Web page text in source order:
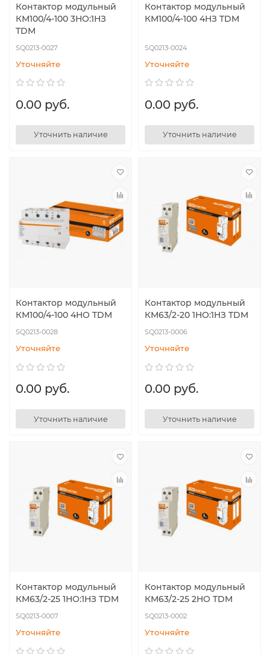
Контактор модульный
КМ100/4-100 3НО:1НЗ
TDM
SQ0213-0027
Уточняйте
0.00 руб.
Уточнить наличие
Контактор модульный
КМ100/4-100 4НЗ TDM
SQ0213-0024
Уточняйте
0.00 руб.
Уточнить наличие
Контактор модульный
КМ100/4-100 4НО TDM
SQ0213-0028
Уточняйте
0.00 руб.
Уточнить наличие
Контактор модульный
КМ63/2-20 1НО:1НЗ TDM
SQ0213-0006
Уточняйте
0.00 руб.
Уточнить наличие
Контактор модульный
КМ63/2-25 1НО:1НЗ TDM
SQ0213-0007
Уточняйте
Контактор модульный
КМ63/2-25 2НО TDM
SQ0213-0002
Уточняйте